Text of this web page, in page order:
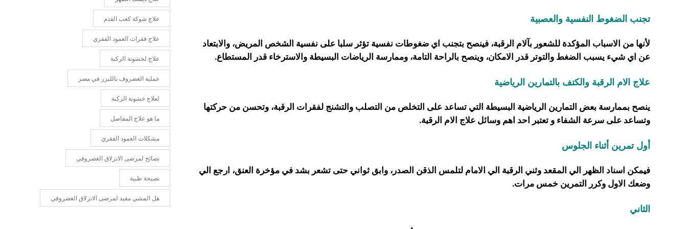
تجنب الضغوط النفسية والعصبية
لأنها من الاسباب المؤكدة للشعور بآلام الرقبة، فينصح بتجنب اي ضغوطات نفسية تؤثر سلبا على نفسية الشخص المريض، والابتعاد
عن اي شيء يسبب الضغط والتوتر قدر الامكان، وينصح بالراحة التامة، وممارسة الرياضات البسيطة والاسترخاء قدر المستطاع.
علاج الام الرقبة والكتف بالتمارين الرياضية
ينصح بممارسة بعض التمارين الرياضية البسيطة التي تساعد على التخلص من التصلب والتشنج لفقرات الرقبة، وتحسن من حركتها
وتساعد على سرعة الشفاء و تعتبر احد اهم وسائل علاج الام الرقبة.
أول تمرين أثناء الجلوس
فيمكن اسناد الظهر الي المقعد وثني الرقبة الي الامام لتلمس الذقن الصدر، وابق ثواني حتى تشعر بشد في مؤخرة العنق، ارجع الي
وضعك الاول وكرر التمرين خمس مرات.
الثاني
علاج شوكة كعب القدم
علاج فقرات العمود الفقري
علاج لخشونة الركبة
عملية الغضروف بالليزر في مصر
لعلاج خشونة الركبة
ما هو علاج المفاصل
مشكلات العمود الفقري
نصائح لمرضى الانزلاق الغضروفي
نصيحة طبية
هل المشي مفيد لمرضى الانزلاق الغضروفي